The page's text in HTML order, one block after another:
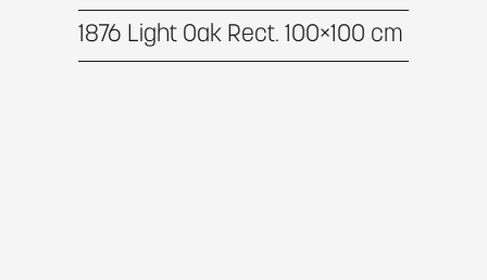
1876 Light Oak Rect. 100×100 cm